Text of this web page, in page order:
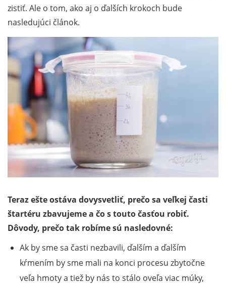
zistiť. Ale o tom, ako aj o ďalších krokoch bude
nasledujúci článok.
Teraz ešte ostáva dovysvetliť, prečo sa veľkej časti
štartéru zbavujeme a čo s touto časťou robiť.
Dôvody, prečo tak robíme sú nasledovné:
Ak by sme sa časti nezbavili, ďalším a ďalším
kŕmením by sme mali na konci procesu zbytočne
veľa hmoty a tiež by nás to stálo oveľa viac múky,